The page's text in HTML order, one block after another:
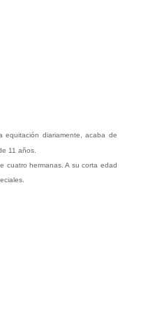
diariamente, acaba de
11 años.
cuatro hermanas. A su corta edad